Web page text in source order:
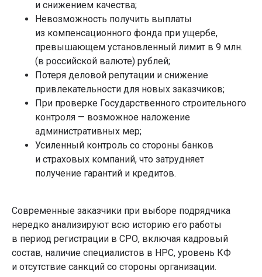
и снижением качества;
Невозможность получить выплаты
из компенсационного фонда при ущербе,
превышающем установленный лимит в 9 млн.
(в российской валюте) рублей;
Потеря деловой репутации и снижение
привлекательности для новых заказчиков;
При проверке Государственного строительного
контроля — возможное наложение
административных мер;
Усиленный контроль со стороны банков
и страховых компаний, что затрудняет
получение гарантий и кредитов.
Современные заказчики при выборе подрядчика
нередко анализируют всю историю его работы
в период регистрации в СРО, включая кадровый
состав, наличие специалистов в НРС, уровень КФ
и отсутствие санкций со стороны организации.
Вступление в СРО
О компании
Статьи
Навигация
+7 (800) 777-51-87